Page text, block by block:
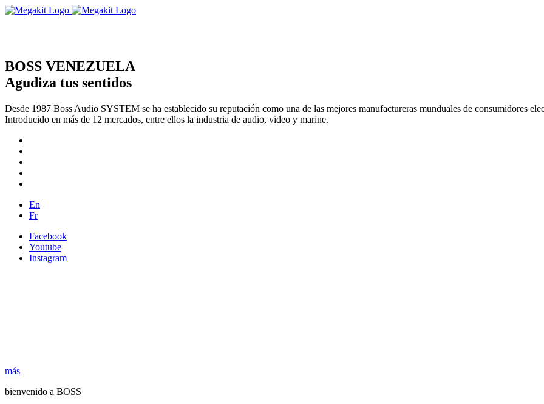
BOSS VENEZUELA
Agudiza tus sentidos
Desde 1987 Boss Audio SYSTEM se ha establecido su reputación como una de las mejores manufactureras munduales de consumidores
Introducido en más de 12 mercados, entre ellos la industria de audio, video y marine.
En
Fr
Facebook
Youtube
Instagram
más
bienvenido a BOSS